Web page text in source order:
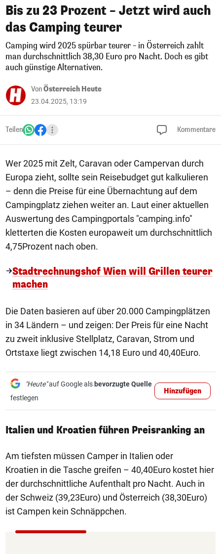
Bis zu 23 Prozent – Jetzt wird auch
das Camping teurer
Camping wird 2025 spürbar teurer – in Österreich zahlt
man durchschnittlich 38,30 Euro pro Nacht. Doch es gibt
auch günstige Alternativen.
VonÖsterreich Heute
23.04.2025, 13:19
Teilen Kommentare
Wer 2025 mit Zelt, Caravan oder Campervan durch
Europa zieht, sollte sein Reisebudget gut kalkulieren
– denn die Preise für eine Übernachtung auf dem
Campingplatz ziehen weiter an. Laut einer aktuellen
Auswertung des Campingportals "camping.info"
kletterten die Kosten europaweit um durchschnittlich
4,75Prozent nach oben.
Stadtrechnungshof Wien will Grillen teurer
machen
Die Daten basieren auf über 20.000 Campingplätzen
in 34 Ländern – und zeigen: Der Preis für eine Nacht
zu zweit inklusive Stellplatz, Caravan, Strom und
Ortstaxe liegt zwischen 14,18 Euro und 40,40Euro.
"Heute"auf Google als bevorzugte Quelle
festlegen
Hinzufügen
Italien und Kroatien führen Preisranking an
Am tiefsten müssen Camper in Italien oder
Kroatien in die Tasche greifen – 40,40Euro kostet hier
der durchschnittliche Aufenthalt pro Nacht. Auch in
der Schweiz (39,23Euro) und Österreich (38,30Euro)
ist Campen kein Schnäppchen.